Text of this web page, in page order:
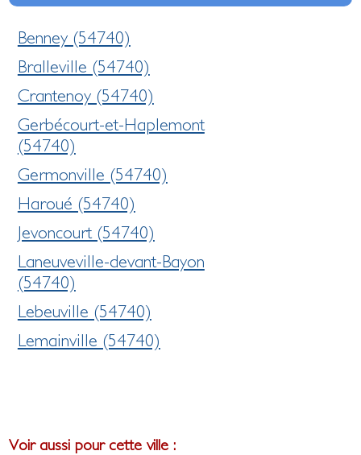
Benney (54740)
Bralleville (54740)
Crantenoy (54740)
Gerbécourt-et-Haplemont
(54740)
Germonville (54740)
Haroué (54740)
Jevoncourt (54740)
Laneuveville-devant-Bayon
(54740)
Lebeuville (54740)
Lemainville (54740)
Voir aussi pour cette ville :